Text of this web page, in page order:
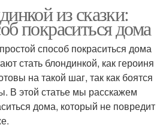
Пигмент из волос
Волос при
перекрашивании
из сказки:
покраситься дома
способ покраситься дома
стать блондинкой, как героиня
на такой шаг, так как боятся
В этой статье мы расскажем
дома, который не повредит